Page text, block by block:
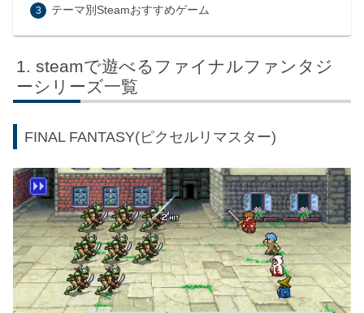
テーマ別Steamおすすめゲーム
steamで遊べるファイナルファンタジ
ーシリーズ一覧
FINAL FANTASY(ピクセルリマスター)